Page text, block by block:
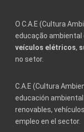
O C.A.E (Cultura
educação
veículos elétricos,
no setor.
C.A.E (Cultura
educación
renovables,
empleo en el sector.